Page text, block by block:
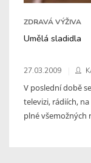
ZDRAVÁ VÝŽIVA
Umělá sladidla
27.03.2009
V poslední době
televizi, rádiích,
plné všemožných